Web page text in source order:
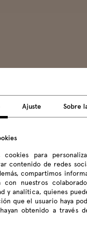
aislante
de la cabina
acústicas de
Ajuste Sobre
cookies para
contenido de redes
compartimos
con nuestros
y analítica, quienes
que el usuario haya
obtenido a través